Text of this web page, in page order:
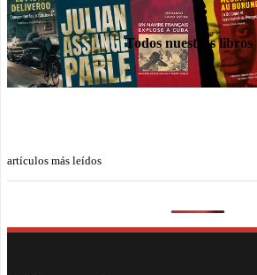
Todos nuestros libros
artículos más leídos